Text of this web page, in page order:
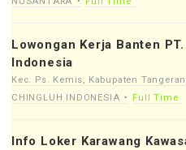
Lowongan Kerja Banten
Indonesia
Kec. Ps. Kemis, Kabupaten
CHINGLUH INDONESIA
Full Time
Info Loker Karawang